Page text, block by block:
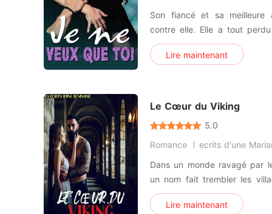
Son fiancé et sa meilleure
contre elle. Elle a tout
dans la rue. Cependant,
parallèle. Au moment où
Lire maintenant
Le Cœur du Viking
5.0
Romance
ecrits d'une
Dans un monde ravagé par
un nom fait trembler les
chef redoutable au cœur de
laisse derrière lui que cendres et
Lire maintenant